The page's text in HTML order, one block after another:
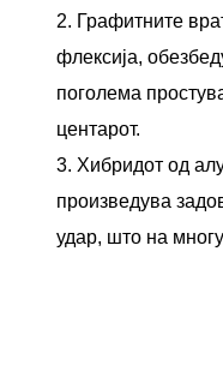
2. Графитните
флексија,
поголема
центарот.
3. Хибридот од
произведува
удар, што на